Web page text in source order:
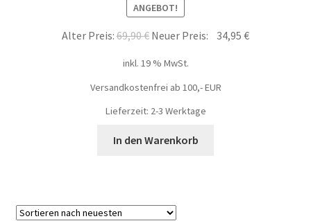
ANGEBOT!
Alter Preis:69,90€ Neuer Preis: 34,95€
inkl. 19 % MwSt.
Versandkostenfrei ab 100,- EUR
Lieferzeit: 2-3 Werktage
In den Warenkorb